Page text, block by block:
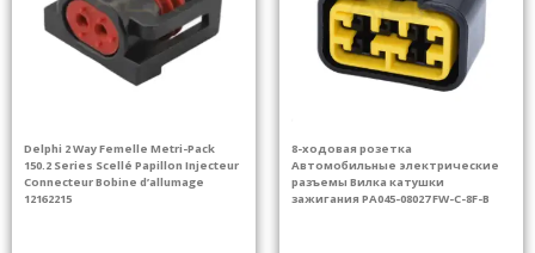
Delphi 2 Way Femelle Metri-Pack
150.2 Series Scellé Papillon Injecteur
Connecteur Bobine d’allumage
12162215
8-ходовая розетка
Автомобильные электрические
разъемы Вилка катушки
зажигания PA045-08027 FW-C-8F-B